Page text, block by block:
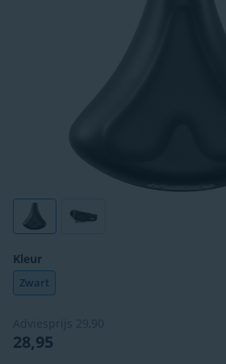
Kleur
Zwart
Adviesprijs 29,90
28,95